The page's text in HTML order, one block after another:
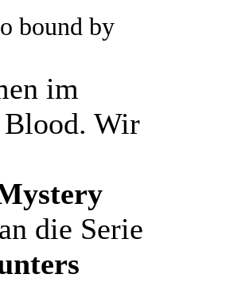
bound by
im
Wir
die Serie